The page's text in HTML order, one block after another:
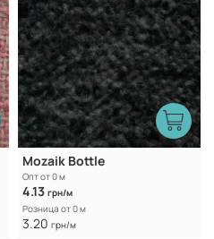
Mozaik Bottle
Опт от 0 м
4.13 грн/м
Розница от 0 м
3.20 грн/м